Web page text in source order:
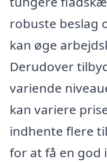
robuste beslag
kan øge
Derudover
variende
kan variere
indhente flere
for at få en god